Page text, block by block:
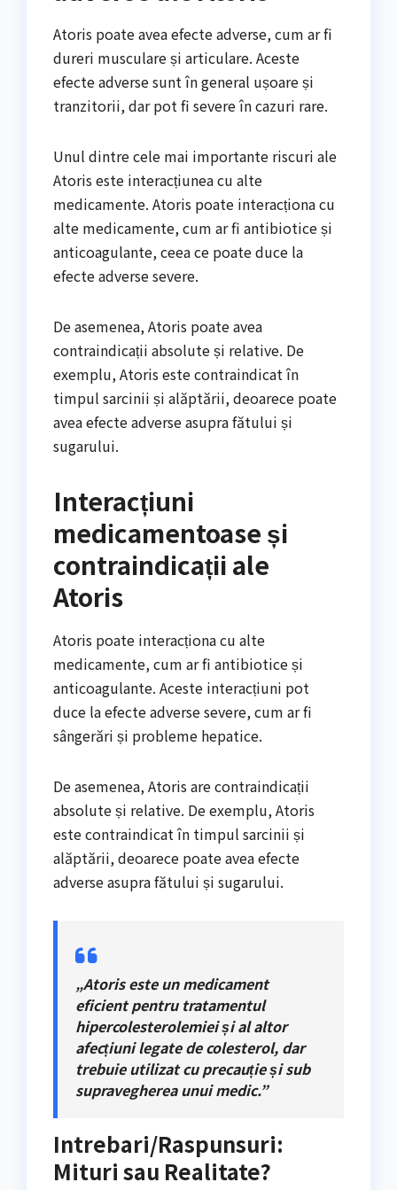
Atoris poate avea efecte adverse, cum ar fi
dureri musculare și articulare. Aceste
efecte adverse sunt în general ușoare și
tranzitorii, dar pot fi severe în cazuri rare.
Unul dintre cele mai importante riscuri ale
Atoris este interacțiunea cu alte
medicamente. Atoris poate interacționa cu
alte medicamente, cum ar fi antibiotice și
anticoagulante, ceea ce poate duce la
efecte adverse severe.
De asemenea, Atoris poate avea
contraindicații absolute și relative. De
exemplu, Atoris este contraindicat în
timpul sarcinii și alăptării, deoarece poate
avea efecte adverse asupra fătului și
sugarului.
Interacțiuni
medicamentoase și
contraindicații ale
Atoris
Atoris poate interacționa cu alte
medicamente, cum ar fi antibiotice și
anticoagulante. Aceste interacțiuni pot
duce la efecte adverse severe, cum ar fi
sângerări și probleme hepatice.
De asemenea, Atoris are contraindicații
absolute și relative. De exemplu, Atoris
este contraindicat în timpul sarcinii și
alăptării, deoarece poate avea efecte
adverse asupra fătului și sugarului.
„Atoris este un medicament
eficient pentru tratamentul
hipercolesterolemiei și al altor
afecțiuni legate de colesterol, dar
trebuie utilizat cu precauție și sub
supravegherea unui medic.”
Intrebari/Raspunsuri:
Mituri sau Realitate?